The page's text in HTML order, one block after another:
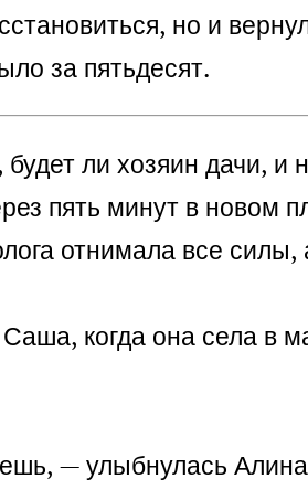
но и
за пятьдесят.
ли хозяин дачи, и
пять минут в новом
отнимала все силы,
когда она села в
— улыбнулась